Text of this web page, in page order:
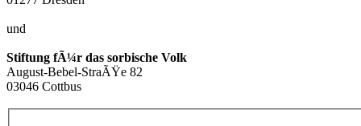
und
Stiftung fÃ¼r das sorbische Volk
August-Bebel-StraÃŸe 82
03046 Cottbus